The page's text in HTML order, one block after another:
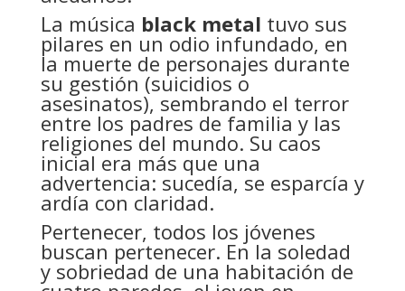
La música black metal tuvo sus
pilares en un odio infundado, en
la muerte de personajes durante
su gestión (suicidios o
asesinatos), sembrando el terror
entre los padres de familia y las
religiones del mundo. Su caos
inicial era más que una
advertencia: sucedía, se esparcía y
ardía con claridad.
Pertenecer, todos los jóvenes
buscan pertenecer. En la soledad
y sobriedad de una habitación de